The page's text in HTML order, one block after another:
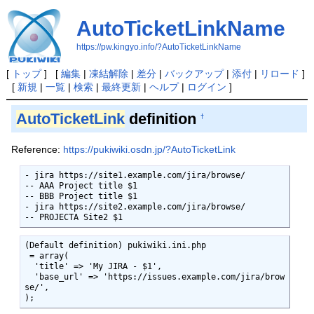
AutoTicketLinkName
https://pw.kingyo.info/?AutoTicketLinkName
[ トップ] [ 編集| 凍結解除 | 差分| バックアップ| 添付| リロード ]
[ 新規 | 一覧| 検索| 最終更新| ヘルプ| ログイン ]
AutoTicketLinkdefinition †
Reference: https://pukiwiki.osdn.jp/?AutoTicketLink
- jira https://site1.example.com/jira/browse/
-- AAA Project title $1
-- BBB Project title $1
- jira https://site2.example.com/jira/browse/
-- PROJECTA Site2 $1
(Default definition) pukiwiki.ini.php
se/',
);